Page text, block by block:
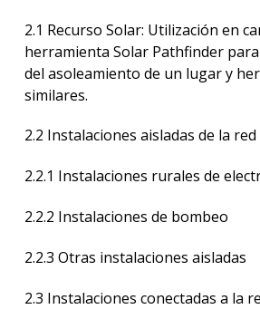
2.1 Recurso Solar: Utilización en
herramienta Solar Pathfinder
del asoleamiento de un lugar y
similares.
2.2 Instalaciones aisladas de la
2.2.1 Instalaciones rurales de
2.2.2 Instalaciones de bombeo
2.2.3 Otras instalaciones aisladas
2.3 Instalaciones conectadas a la